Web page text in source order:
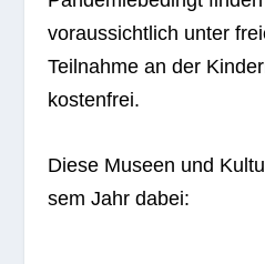
vor­aus­sicht­lich unter
Teil­nahme an der
kostenfrei.
Diese Museen und
sem Jahr dabei: